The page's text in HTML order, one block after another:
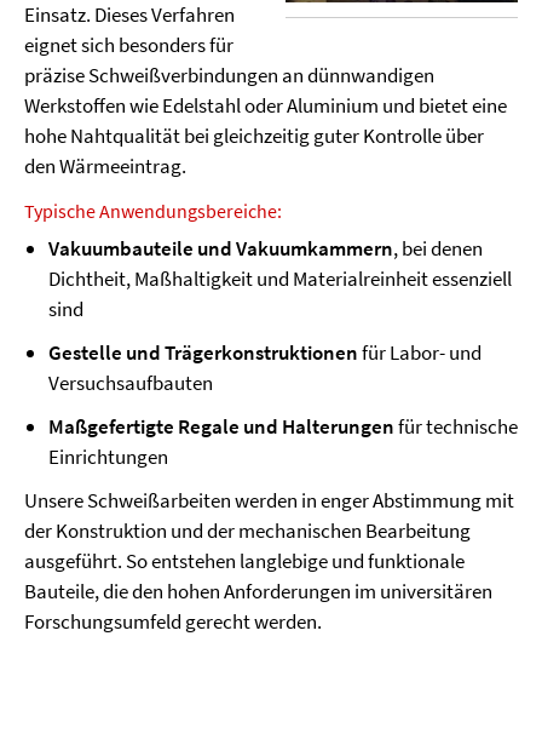
Einsatz. Dieses Verfahren
eignet sich besonders für
präzise Schweißverbindungen an dünnwandigen
Werkstoffen wie Edelstahl oder Aluminium und bietet eine
hohe Nahtqualität bei gleichzeitig guter Kontrolle über
den Wärmeeintrag.
Typische Anwendungsbereiche:
Vakuumbauteile und Vakuumkammern, bei denen
Dichtheit, Maßhaltigkeit und Materialreinheit essenziell
sind
Gestelle und Trägerkonstruktionenfür Labor- und
Versuchsaufbauten
Maßgefertigte Regale und Halterungenfür technische
Einrichtungen
Unsere Schweißarbeiten werden in enger Abstimmung mit
der Konstruktion und der mechanischen Bearbeitung
ausgeführt. So entstehen langlebige und funktionale
Bauteile, die den hohen Anforderungen im universitären
Forschungsumfeld gerecht werden.